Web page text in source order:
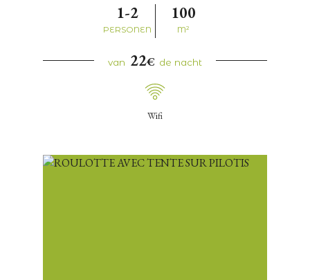
1-2
PERSONEN
100
M²
van 22€ de nacht
Wifi